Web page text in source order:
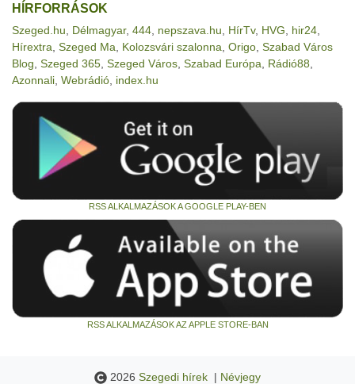
HÍRFORRÁSOK
Szeged.hu Délmagyar, 444 nepszava.hu HírTv, HVG hir24
Hírextra Szeged Ma Kolozsvári szalonna Origo Szabad Város
Blog Szeged 365 Szeged Város Szabad Európa Rádió88
Azonnali Webrádió index.hu
RSS ALKALMAZÁSOK A GOOGLE PLAY-BEN
RSS ALKALMAZÁSOK AZ APPLE STORE-BAN
2026 Szegedi hírek | Névjegy